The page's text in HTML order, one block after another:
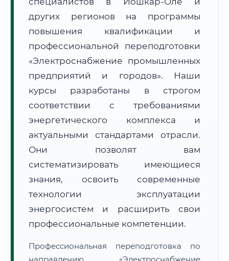
Расчет логистики оригиналов:
• Маршрут транзита:~2 171 км
• Экспресс-доставка СДЭК / Почтой:
других регионов на программы
повышения квалификации и
профессиональной переподготовки
«Электроснабжение промышленных
предприятий и городов». Наши
курсы разработаны в строгом
соответствии с требованиями
энергетического комплекса и
актуальными стандартами отрасли.
Они позволят вам
систематизировать имеющиеся
знания, освоить современные
технологии эксплуатации
энергосистем и расширить свои
профессиональные компетенции.
Профессиональная переподготовка по